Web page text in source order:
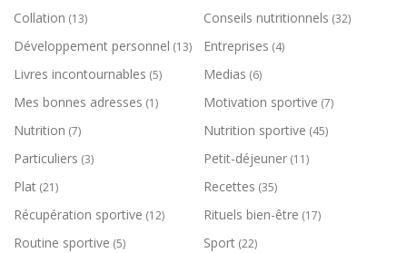
Collation (13) Conseils nutritionnels (32)
Développement personnel (13) Entreprises (4)
Livres incontournables (5) Medias (6)
Mes bonnes adresses (1) Motivation sportive (7)
Nutrition (7) Nutrition sportive (45)
Particuliers (3) Petit-déjeuner (11)
Plat (21) Recettes (35)
Récupération sportive (12) Rituels bien-être (17)
Routine sportive (5) Sport (22)